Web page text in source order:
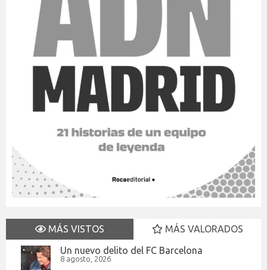
MÁS VISTOS
MÁS VALORADOS
Un nuevo delito del FC Barcelona
8 agosto, 2026